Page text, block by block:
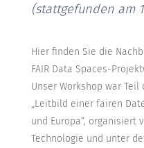
(stattgefunden am
Hier finden Sie die
FAIR Data Spaces-
Unser Workshop war
„Leitbild einer fairen
und Europa“, organisiert
Technologie und unter